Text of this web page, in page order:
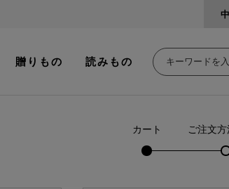
贈りもの 読みもの
カート ご注文